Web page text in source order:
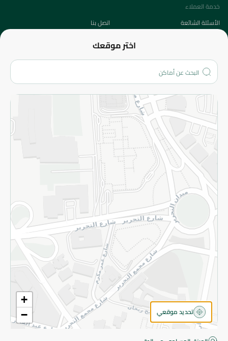
اختر موقعك
+
−
تحديد موقعي
خدمة العملاء
الأسئلة الشائعة
اتصل بنا
من نحن؟
الفروع
المزيد
الاسترجاع
سياسة الاستخدام
سياسة الخصوصية
قم بالتسجيل للنشرة
©2026 - Spinneys | جميع الحقوق محفوظة
اقتربت! أضف 100 جنيه للمتابعة إلى الدفع.